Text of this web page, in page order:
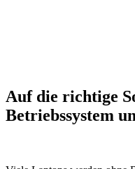
Auf die richtige
Betriebssystem